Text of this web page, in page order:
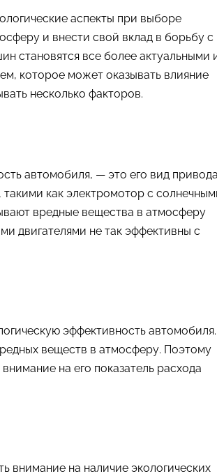
аспекты при выборе
и внести свой вклад в борьбу с
становятся все более актуальными
которое может оказывать влияние
несколько факторов.
автомобиля, — это его вид
как электромотор с
вредные вещества в атмосферу
двигателями не так эффективны с
эффективность автомобиля.
веществ в атмосферу. Поэтому
на его показатель расхода
внимание на наличие экологических